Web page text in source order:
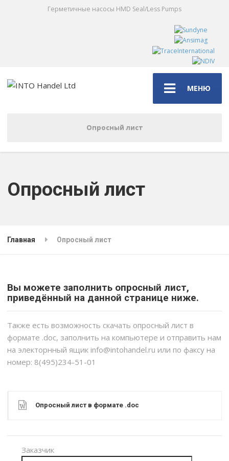
Герметичные насосы HMD Seal/Less Pumps
МЕНЮ
Опросный лист
Опросный лист
Главная Опросный лист
Вы можете заполнить опросный лист,
приведённый на данной странице ниже.
Также есть возможность скачать опросный лист в
формате .doc, заполнить на компьютере и отправить нам
на электорнный ящик info@intohandel.ru или по факсу на
номер: 8(495)234-51-01
Опросный лист в формате .doc
Заказчик